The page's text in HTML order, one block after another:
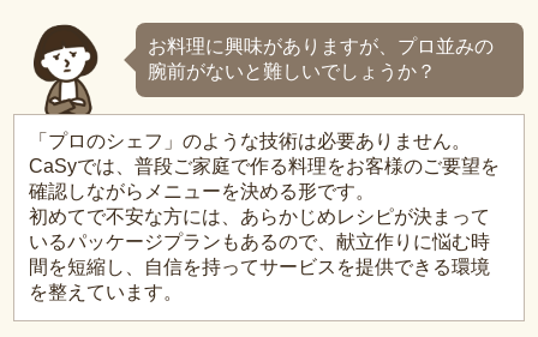
お料理に興味がありますが、プロ並みの
腕前がないと難しいでしょうか？
「プロのシェフ」のような技術は必要ありません。
CaSyでは、普段ご家庭で作る料理をお客様のご要望を
確認しながらメニューを決める形です。
初めてで不安な方には、あらかじめレシピが決まって
いるパッケージプランもあるので、献立作りに悩む時
間を短縮し、自信を持ってサービスを提供できる環境
を整えています。